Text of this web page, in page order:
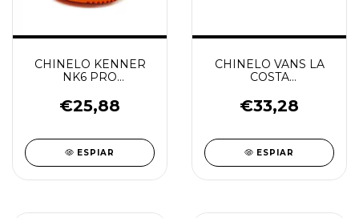
CHINELO KENNER
NK6 PRO
€25,88
ESPIAR
CHINELO VANS LA
COSTA
€33,28
ESPIAR